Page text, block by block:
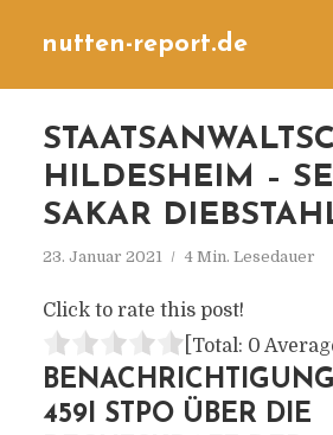
nutten-report.de
HILDESHEIM –
SAKAR
23. Januar 2021 4 Min. Lesedauer
Click to rate this post!
[Total: 0
BENACHRICHTIGUNG
59I STPO ÜBER DIE R